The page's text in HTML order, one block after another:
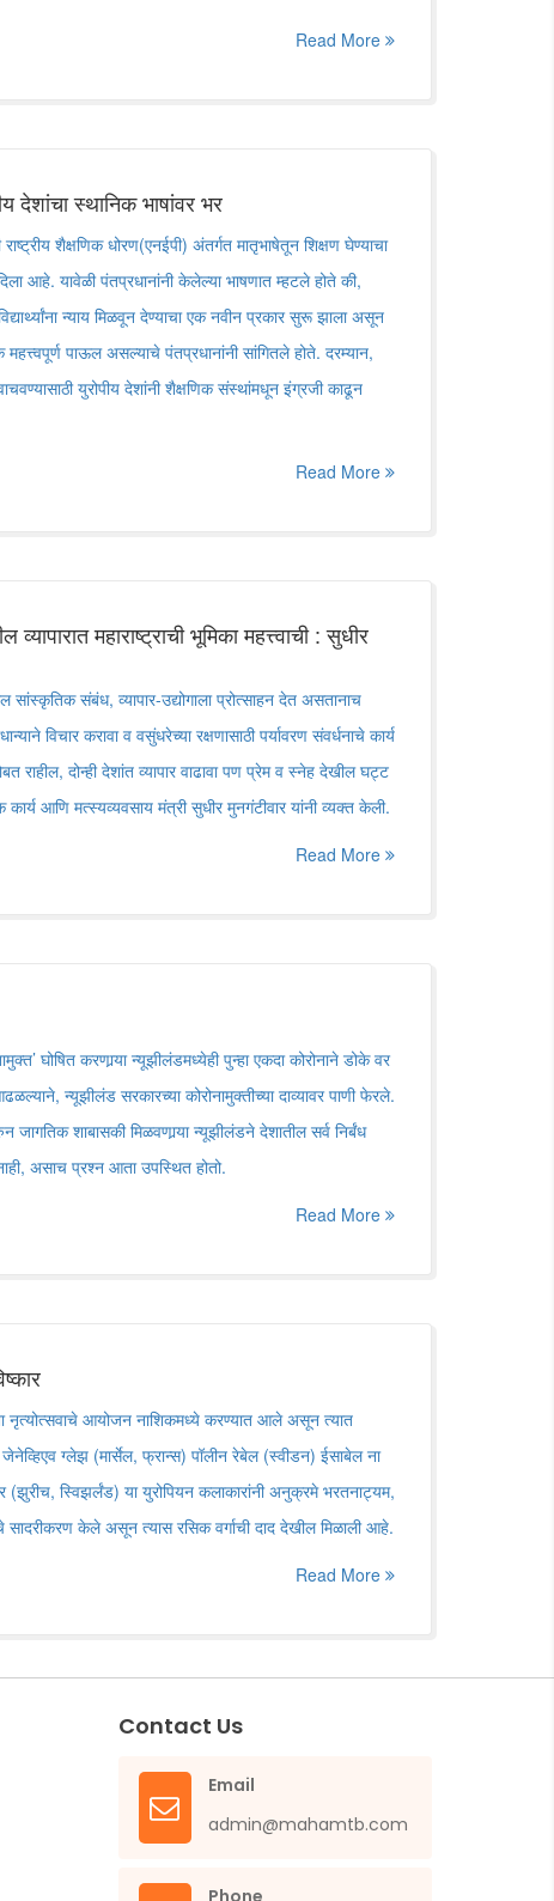
Read More
देशांचा स्थानिक भाषांवर भर
शैक्षणिक धोरण(एनईपी) अंतर्गत मातृभाषेतून शिक्षण घेण्याचा
आहे. यावेळी पंतप्रधानांनी केलेल्या भाषणात म्हटले होते की,
न्याय मिळवून देण्याचा एक नवीन प्रकार सुरू झाला असून
महत्त्वपूर्ण पाऊल असल्याचे पंतप्रधानांनी सांगितले होते. दरम्यान,
युरोपीय देशांनी शैक्षणिक संस्थांमधून इंग्रजी काढून
Read More
महाराष्ट्राची भूमिका महत्त्वाची : सुधीर
सांस्कृतिक संबंध, व्यापार-उद्योगाला प्रोत्साहन देत असतानाच
विचार करावा व वसुंधरेच्या रक्षणासाठी पर्यावरण संवर्धनाचे कार्य
राहील, दोन्ही देशांत व्यापार वाढावा पण प्रेम व स्नेह देखील घट्ट
कार्य आणि मत्स्यव्यवसाय मंत्री सुधीर मुनगंटीवार यांनी व्यक्त केली.
Read More
घोषित करणार्‍या न्यूझीलंडमध्येही पुन्हा एकदा कोरोनाने डोके वर
न्यूझीलंड सरकारच्या कोरोनामुक्तीच्या दाव्यावर पाणी फेरले.
जागतिक शाबासकी मिळवणार्‍या न्यूझीलंडने देशातील सर्व निर्बंध
असाच प्रश्न आता उपस्थित होतो.
Read More
आयोजन नाशिकमध्ये करण्यात आले असून त्यात
ग्लेझ (मार्सेल, फ्रान्स) पॉलीन रेबेल (स्वीडन) ईसाबेल ना
(झुरीच, स्विझर्लंड) या युरोपियन कलाकारांनी अनुक्रमे भरतनाट्यम,
केले असून त्यास रसिक वर्गाची दाद देखील मिळाली आहे.
Read More
Contact Us
Email
admin@mahamtb.com
Phone